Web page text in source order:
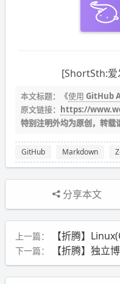
[ShortSth:
本文标题：《使用 GitHub
原文链接： https://
特别注明外均为原创，转载
GitHub Markdown
分享本文
上一篇： 【折腾】
下一篇： 【折腾】独立